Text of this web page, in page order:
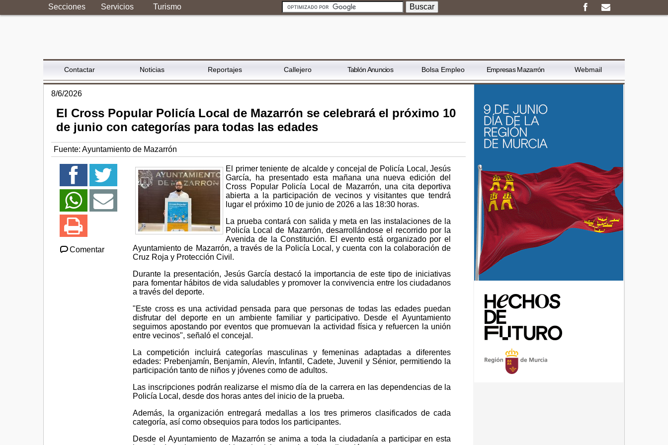
Secciones Servicios Turismo
Contactar Noticias Reportajes Callejero Tablón Anuncios Bolsa Empleo Empresas Mazarrón Webmail
8/6/2026
El Cross Popular Policía Local de Mazarrón se celebrará el próximo 10
de junio con categorías para todas las edades
Fuente: Ayuntamiento de Mazarrón
Comentar
El primer teniente de alcalde y concejal de Policía Local, Jesús
García, ha presentado esta mañana una nueva edición del
Cross Popular Policía Local de Mazarrón, una cita deportiva
abierta a la participación de vecinos y visitantes que tendrá
lugar el próximo 10 de junio de 2026 a las 18:30 horas.
La prueba contará con salida y meta en las instalaciones de la
Policía Local de Mazarrón, desarrollándose el recorrido por la
Avenida de la Constitución. El evento está organizado por el
Ayuntamiento de Mazarrón, a través de la Policía Local, y cuenta con la colaboración de
Cruz Roja y Protección Civil.
Durante la presentación, Jesús García destacó la importancia de este tipo de iniciativas
para fomentar hábitos de vida saludables y promover la convivencia entre los ciudadanos
a través del deporte.
"Este cross es una actividad pensada para que personas de todas las edades puedan
disfrutar del deporte en un ambiente familiar y participativo. Desde el Ayuntamiento
seguimos apostando por eventos que promuevan la actividad física y refuercen la unión
entre vecinos", señaló el concejal.
La competición incluirá categorías masculinas y femeninas adaptadas a diferentes
edades: Prebenjamín, Benjamín, Alevín, Infantil, Cadete, Juvenil y Sénior, permitiendo la
participación tanto de niños y jóvenes como de adultos.
Las inscripciones podrán realizarse el mismo día de la carrera en las dependencias de la
Policía Local, desde dos horas antes del inicio de la prueba.
Además, la organización entregará medallas a los tres primeros clasificados de cada
categoría, así como obsequios para todos los participantes.
Desde el Ayuntamiento de Mazarrón se anima a toda la ciudadanía a participar en esta